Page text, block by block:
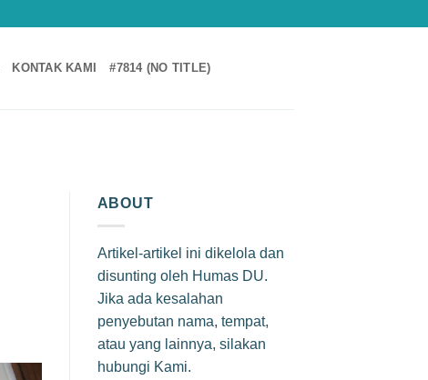
KONTAK KAMI #7814 (NO TITLE)
ABOUT
Artikel-artikel ini dikelola dan
disunting oleh Humas DU.
Jika ada kesalahan
penyebutan nama, tempat,
atau yang lainnya, silakan
hubungi Kami.